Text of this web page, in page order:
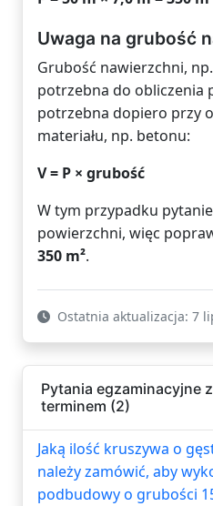
Uwaga na grubość
Grubość nawierzchni,
potrzebna do obliczenia
potrzebna dopiero przy
materiału, np. betonu:
V = P × grubość
W tym przypadku
powierzchni, więc
350 m².
Ostatnia aktualizacja: 7
Pytania egzaminacyjne
terminem (2)
Jaką ilość kruszywa o
należy zamówić, aby
podbudowy o grubości